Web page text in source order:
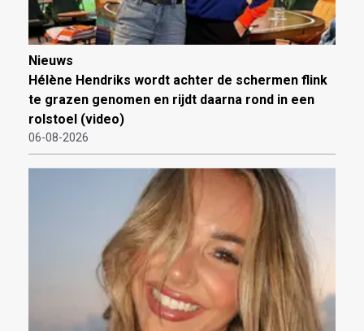
Nieuws
Hélène Hendriks wordt achter de schermen flink
te grazen genomen en rijdt daarna rond in een
rolstoel (video)
06-08-2026